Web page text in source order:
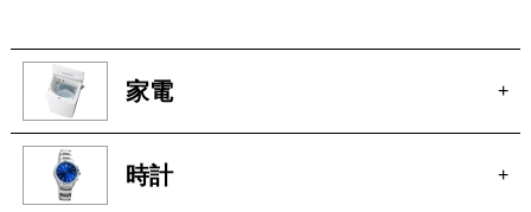
家電 +
時計 +